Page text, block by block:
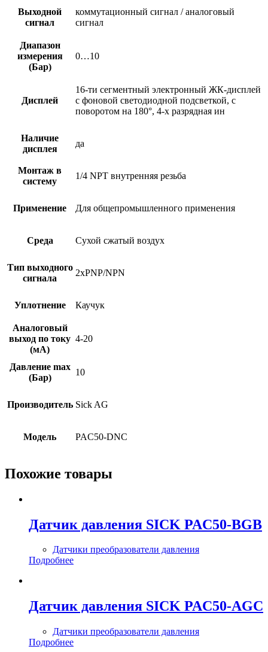
Выходной
сигнал
коммутационный сигнал / аналоговый
сигнал
Диапазон
измерения
(Бар)
0…10
Дисплей
16-ти сегментный электронный ЖК-дисплей
с фоновой светодиодной подсветкой, с
поворотом на 180°, 4-х разрядная ин
Наличие
дисплея
да
Монтаж в
систему
1/4 NPT внутренняя резьба
Применение Для общепромышленного применения
Среда Сухой сжатый воздух
Тип выходного
сигнала
2xPNP/NPN
Уплотнение Каучук
Аналоговый
выход по току
(мА)
4-20
Давление max
(Бар)
10
Производитель Sick AG
Модель PAC50-DNC
Похожие товары
Датчик давления SICK PAC50-BGB
Датчики преобразователи давления
Подробнее
Датчик давления SICK PAC50-AGC
Датчики преобразователи давления
Подробнее